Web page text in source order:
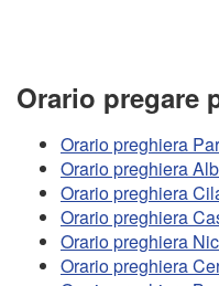
Orario pregare
Orario preghiera
Orario preghiera
Orario preghiera
Orario preghiera
Orario preghiera
Orario preghiera